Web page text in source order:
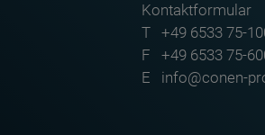
https://www.conen-produkte.de
+49 6533 75-100
Kontaktformular
T+49 6533 75-
F+49 6533 75-
E info@conen-